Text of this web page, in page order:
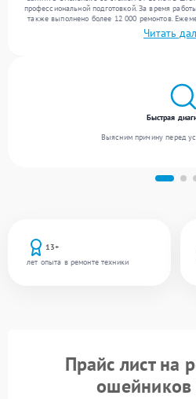
профессиональной подготовкой. За время
также выполнено более 12 000 ремонтов.
свыше 300 единиц техники, включая , , . Мы
поддерживаем высокий стандарт качества
Читать
13+
лет опыта в ремонте техники
Быстрая
Выясним причину перед
Прайс лист на
ошейников